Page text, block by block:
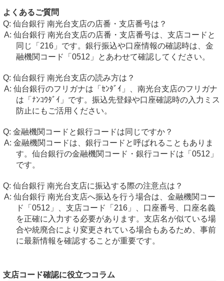
よくあるご質問
仙台銀行 南光台支店の店番・支店番号は？
仙台銀行 南光台支店の店番・支店番号は、支店コードと
同じ「216」です。銀行振込や口座情報の確認時は、金
融機関コード「0512」とあわせて確認してください。
仙台銀行 南光台支店の読み方は？
仙台銀行のフリガナは「ｾﾝﾀﾞｲ」、南光台支店のフリガナ
は「ﾅﾝｺｳﾀﾞｲ」です。振込先登録や口座確認時の入力ミス
防止にもご活用ください。
金融機関コードと銀行コードは同じですか？
金融機関コードは、銀行コードと呼ばれることもありま
す。仙台銀行の金融機関コード・銀行コードは「0512」
です。
仙台銀行 南光台支店に振込する際の注意点は？
仙台銀行 南光台支店へ振込を行う場合は、金融機関コー
ド「0512」、支店コード「216」、口座番号、口座名義
を正確に入力する必要があります。支店名が似ている場
合や統廃合により変更されている場合もあるため、事前
に最新情報を確認することが重要です。
支店コード確認に役立つコラム